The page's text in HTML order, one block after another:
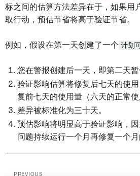
标之间的估算方法差异在于，如果用
取行动，预估节省将高于验证节省。
例如，假设在第一天创建了一个 计划
您在警报创建后一天，即第二天暂
验证影响估算将修复后七天的使
复前七天的使用量（六天的正常使
差异被标准化为三十天。
预估影响将明显高于验证影响，
问题持续运行一个月再修复一个月
PREVIOUS